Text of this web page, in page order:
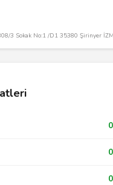
3 Sokak No:1 /D1 35380 Şirinyer